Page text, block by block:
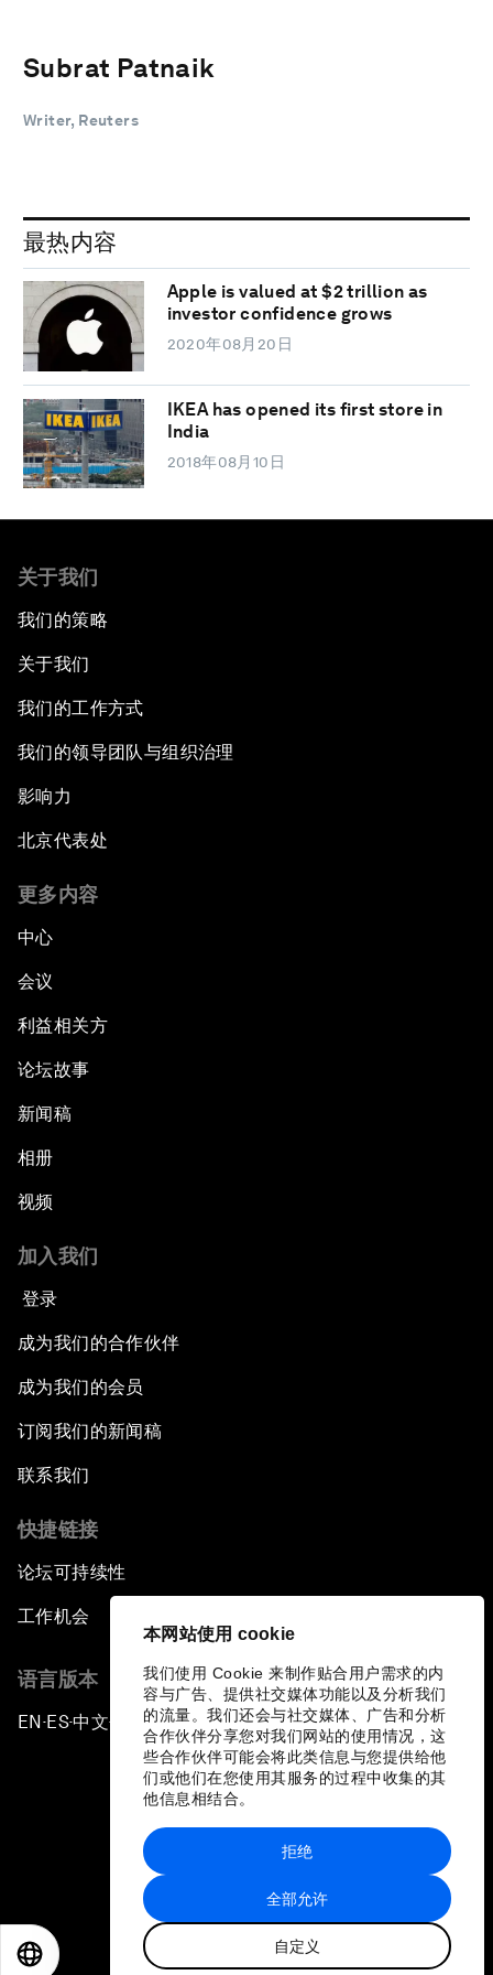
本网站使用 cookie
我们使用 Cookie 来制作贴合用户需求的内
容与广告、提供社交媒体功能以及分析我们
的流量。我们还会与社交媒体、广告和分析
合作伙伴分享您对我们网站的使用情况，这
些合作伙伴可能会将此类信息与您提供给他
们或他们在您使用其服务的过程中收集的其
他信息相结合。
全部允许
自定义
拒绝
Subrat Patnaik
Writer, Reuters
最热内容
Apple is valued at $2 trillion as
investor confidence grows
2020年08月20日
IKEA has opened its first store in
India
2018年08月10日
关于我们
我们的策略
关于我们
我们的工作方式
我们的领导团队与组织治理
影响力
北京代表处
更多内容
中心
会议
利益相关方
论坛故事
新闻稿
相册
视频
加入我们
登录
成为我们的合作伙伴
成为我们的会员
订阅我们的新闻稿
联系我们
快捷链接
论坛可持续性
工作机会
语言版本
EN ▪ES▪中文▪ 日本語
站点地图
世界经济论坛